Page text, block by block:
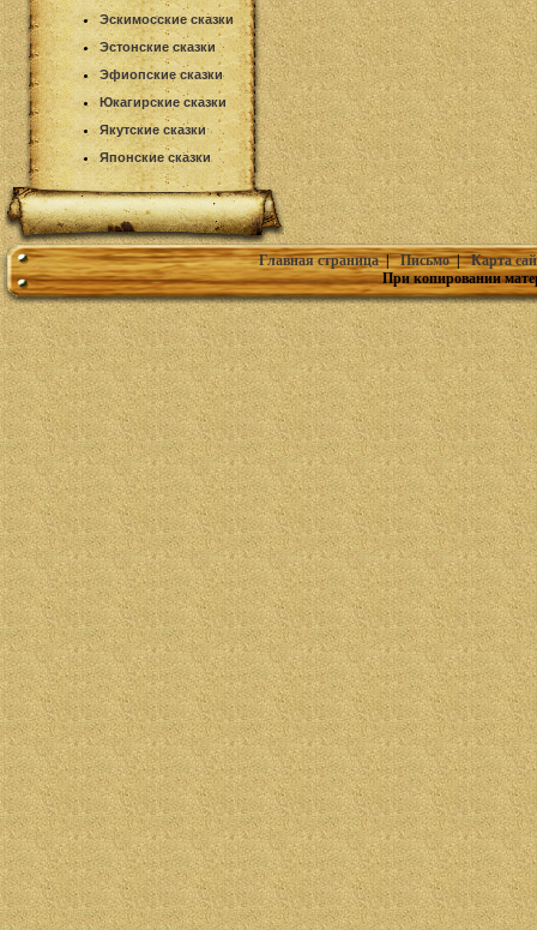
Эскимосские сказки
Эстонские сказки
Эфиопские сказки
Юкагирские сказки
Якутские сказки
Японские сказки
Главная страница|Письмо|Карта
При копировании